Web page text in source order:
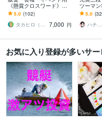
《懸賞クロスワード》作
ります 実績100件+｜商用
利用OK。連載も特急もプ
ラチナ作家が対応
5.0 (102)
タカヒロ（クロスワード作家）
7,000 円
ツーマ
ます 初
に寄り添
スンで
5.0
ハチ☗【元奨三段】
お気に入り登録が多いサー